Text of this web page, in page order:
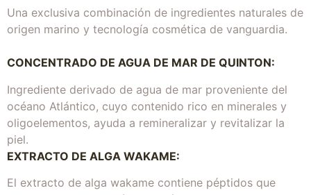
Una exclusiva combinación de ingredientes naturales de
origen marino y tecnología cosmética de vanguardia.
CONCENTRADO DE AGUA DE MAR DE QUINTON:
Ingrediente derivado de agua de mar proveniente del
océano Atlántico, cuyo contenido rico en minerales y
oligoelementos, ayuda a remineralizar y revitalizar la
piel.
EXTRACTO DE ALGA WAKAME:
El extracto de alga wakame contiene péptidos que